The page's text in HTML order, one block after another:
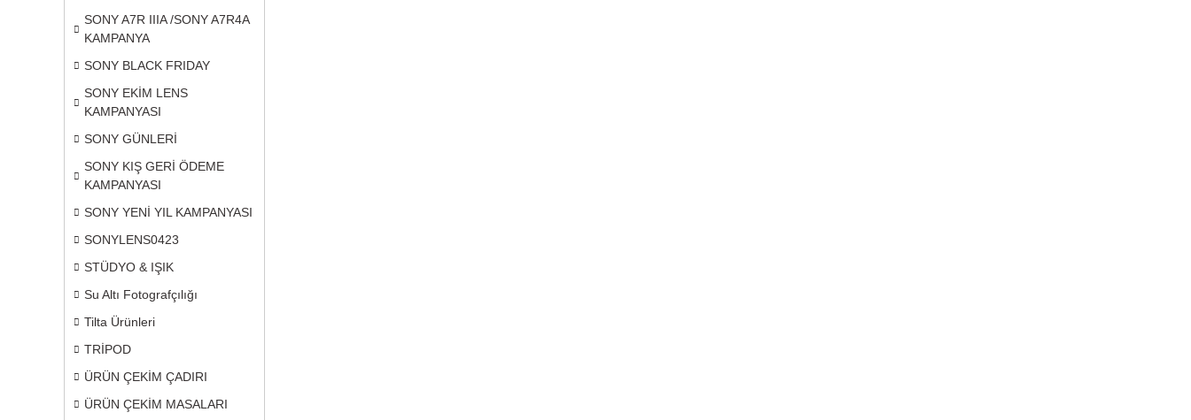
SONY A7R IIIA /SONY A7R4A
KAMPANYA
SONY BLACK FRIDAY
SONY EKİM LENS
KAMPANYASI
SONY GÜNLERİ
SONY KIŞ GERİ ÖDEME
KAMPANYASI
SONY YENİ YIL KAMPANYASI
SONYLENS0423
STÜDYO & IŞIK
Su Altı Fotografçılığı
Tilta Ürünleri
TRİPOD
ÜRÜN ÇEKİM ÇADIRI
ÜRÜN ÇEKİM MASALARI